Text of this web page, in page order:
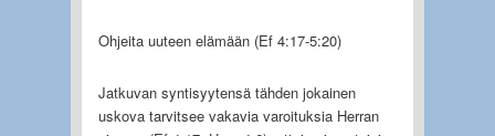
Ohjeita uuteen elämään (Ef 4:17-5:20)
Jatkuvan syntisyytensä tähden jokainen
uskova tarvitsee vakavia varoituksia Herran